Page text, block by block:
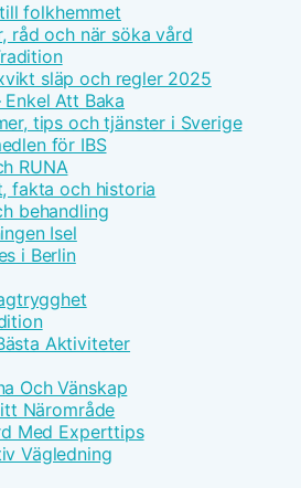
folkhemmet
råd och när söka vård
släp och regler 2025
Att Baka
tips och tjänster i Sverige
för IBS
RUNA
fakta och historia
behandling
Isel
i Berlin
Aktiviteter
Och Vänskap
Närområde
Med Experttips
Vägledning